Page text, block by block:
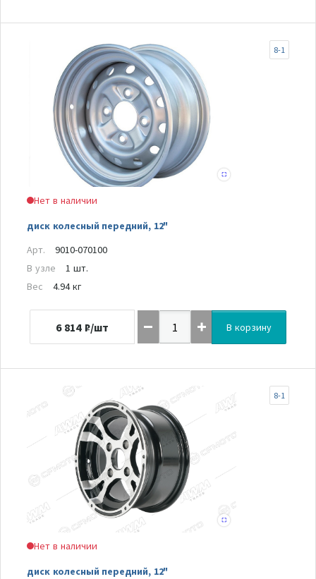
Нет в наличии
диск колесный передний, 12"
8-1
Арт.
9010-070100
В узле
1 шт.
Вес
4.94 кг
6 814 ₽/шт В корзину
Нет в наличии
диск колесный передний, 12"
8-1